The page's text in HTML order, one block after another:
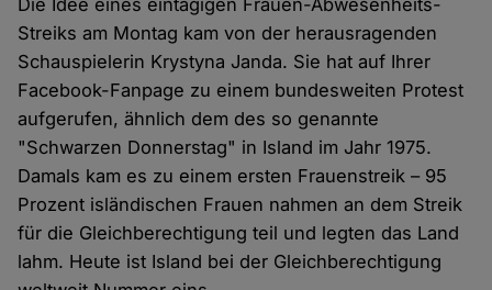
Streiks am Montag kam von der herausragenden
Schauspielerin Krystyna Janda. Sie hat auf Ihrer
Facebook-Fanpage zu einem bundesweiten Protest
aufgerufen, ähnlich dem des so genannte
"Schwarzen Donnerstag" in Island im Jahr 1975.
Damals kam es zu einem ersten Frauenstreik – 95
Prozent isländischen Frauen nahmen an dem Streik
für die Gleichberechtigung teil und legten das Land
lahm. Heute ist Island bei der Gleichberechtigung